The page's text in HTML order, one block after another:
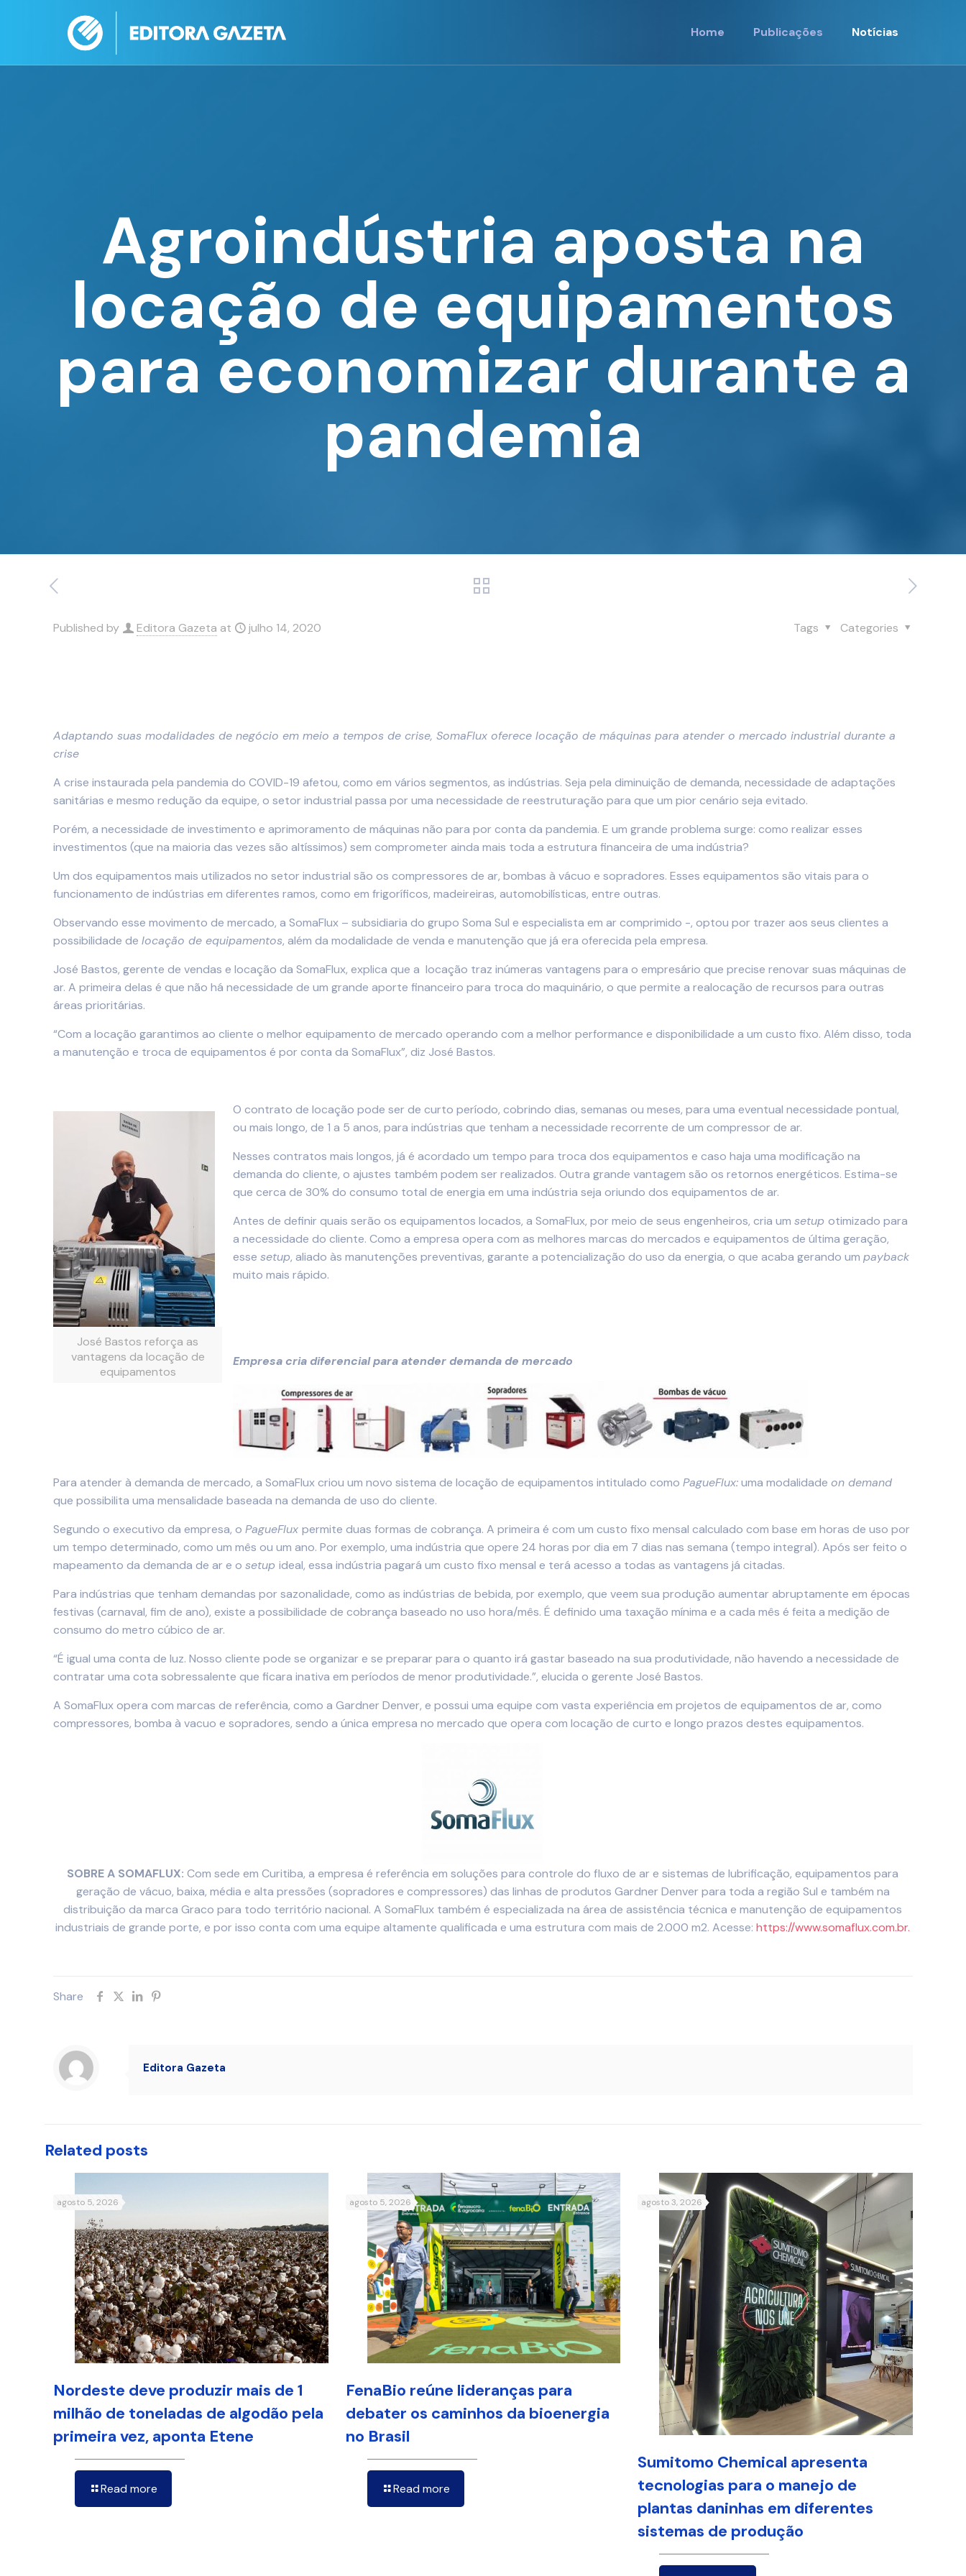
Home Publicações Notícias
Agroindústria aposta na
locação de equipamentos
para economizar durante a
pandemia
Published by Editora Gazeta at julho 14, 2020 Categories
Tags
Adaptando suas modalidades de negócio em meio a tempos de crise, SomaFlux oferece locação de máquinas para atender o mercado industrial durante a
crise
A crise instaurada pela pandemia do COVID-19 afetou, como em vários segmentos, as indústrias. Seja pela diminuição de demanda, necessidade de adaptações
sanitárias e mesmo redução da equipe, o setor industrial passa por uma necessidade de reestruturação para que um pior cenário seja evitado.
Porém, a necessidade de investimento e aprimoramento de máquinas não para por conta da pandemia. E um grande problema surge: como realizar esses
investimentos (que na maioria das vezes são altíssimos) sem comprometer ainda mais toda a estrutura financeira de uma indústria?
Um dos equipamentos mais utilizados no setor industrial são os compressores de ar, bombas à vácuo e sopradores. Esses equipamentos são vitais para o
funcionamento de indústrias em diferentes ramos, como em frigoríficos, madeireiras, automobilísticas, entre outras.
Observando esse movimento de mercado, a SomaFlux – subsidiaria do grupo Soma Sul e especialista em ar comprimido -, optou por trazer aos seus clientes a
possibilidade delocação de equipamentos, além da modalidade de venda e manutenção que já era oferecida pela empresa.
José Bastos, gerente de vendas e locação da SomaFlux, explica que a locação traz inúmeras vantagens para o empresário que precise renovar suas máquinas de
ar. A primeira delas é que não há necessidade de um grande aporte financeiro para troca do maquinário, o que permite a realocação de recursos para outras
áreas prioritárias.
“Com a locação garantimos ao cliente o melhor equipamento de mercado operando com a melhor performance e disponibilidade a um custo fixo. Além disso, toda
a manutenção e troca de equipamentos é por conta da SomaFlux”, diz José Bastos.
José Bastos reforça as
vantagens da locação de
equipamentos
O contrato de locação pode ser de curto período, cobrindo dias, semanas ou meses, para uma eventual necessidade pontual,
ou mais longo, de 1 a 5 anos, para indústrias que tenham a necessidade recorrente de um compressor de ar.
Nesses contratos mais longos, já é acordado um tempo para troca dos equipamentos e caso haja uma modificação na
demanda do cliente, o ajustes também podem ser realizados. Outra grande vantagem são os retornos energéticos. Estima-se
que cerca de 30% do consumo total de energia em uma indústria seja oriundo dos equipamentos de ar.
Antes de definir quais serão os equipamentos locados, a SomaFlux, por meio de seus engenheiros, cria umsetupotimizado para
a necessidade do cliente. Como a empresa opera com as melhores marcas do mercados e equipamentos de última geração,
essesetup, aliado às manutenções preventivas, garante a potencialização do uso da energia, o que acaba gerando umpayback
muito mais rápido.
Empresa cria diferencial para atender demanda de mercado
Para atender à demanda de mercado, a SomaFlux criou um novo sistema de locação de equipamentos intitulado comoPagueFlux:uma modalidadeon demand
que possibilita uma mensalidade baseada na demanda de uso do cliente.
Segundo o executivo da empresa, oPagueFluxpermite duas formas de cobrança. A primeira é com um custo fixo mensal calculado com base em horas de uso por
um tempo determinado, como um mês ou um ano. Por exemplo, uma indústria que opere 24 horas por dia em 7 dias nas semana (tempo integral). Após ser feito o
mapeamento da demanda de ar e osetupideal, essa indústria pagará um custo fixo mensal e terá acesso a todas as vantagens já citadas.
Para indústrias que tenham demandas por sazonalidade, como as indústrias de bebida, por exemplo, que veem sua produção aumentar abruptamente em épocas
festivas (carnaval, fim de ano), existe a possibilidade de cobrança baseado no uso hora/mês. É definido uma taxação mínima e a cada mês é feita a medição de
consumo do metro cúbico de ar.
“É igual uma conta de luz. Nosso cliente pode se organizar e se preparar para o quanto irá gastar baseado na sua produtividade, não havendo a necessidade de
contratar uma cota sobressalente que ficara inativa em períodos de menor produtividade.”, elucida o gerente José Bastos.
A SomaFlux opera com marcas de referência, como a Gardner Denver, e possui uma equipe com vasta experiência em projetos de equipamentos de ar, como
compressores, bomba à vacuo e sopradores, sendo a única empresa no mercado que opera com locação de curto e longo prazos destes equipamentos.
SOBRE A SOMAFLUX: Com sede em Curitiba, a empresa é referência em soluções para controle do fluxo de ar e sistemas de lubrificação, equipamentos para
geração de vácuo, baixa, média e alta pressões (sopradores e compressores) das linhas de produtos Gardner Denver para toda a região Sul e também na
distribuição da marca Graco para todo território nacional. A SomaFlux também é especializada na área de assistência técnica e manutenção de equipamentos
industriais de grande porte, e por isso conta com uma equipe altamente qualificada e uma estrutura com mais de 2.000 m2. Acesse:https://www.somaflux.com.br.
Share
Editora Gazeta
Related posts
agosto 5, 2026
Nordeste deve produzir mais de 1
milhão de toneladas de algodão pela
primeira vez, aponta Etene
Read more
agosto 5, 2026
FenaBio reúne lideranças para
debater os caminhos da bioenergia
no Brasil
Read more
agosto 3, 2026
Sumitomo Chemical apresenta
tecnologias para o manejo de
plantas daninhas em diferentes
sistemas de produção